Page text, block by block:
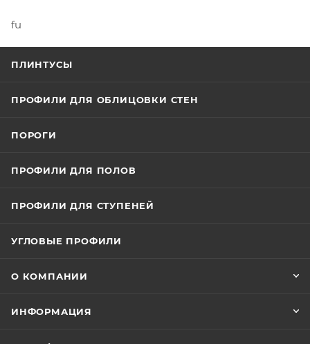
fu
ПЛИНТУСЫ
ПРОФИЛИ ДЛЯ ОБЛИЦОВКИ СТЕН
ПОРОГИ
ПРОФИЛИ ДЛЯ ПОЛОВ
ПРОФИЛИ ДЛЯ СТУПЕНЕЙ
УГЛОВЫЕ ПРОФИЛИ
О КОМПАНИИ
ИНФОРМАЦИЯ